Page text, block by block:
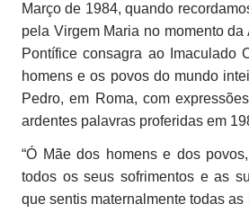
Março de 1984, quando
pela Virgem Maria no momento
Pontífice consagra ao Imaculado
homens e os povos do mundo
Pedro, em Roma, com
ardentes palavras proferidas em
“Ó Mãe dos homens e dos
todos os seus sofrimentos e as
que sentis maternalmente todas as